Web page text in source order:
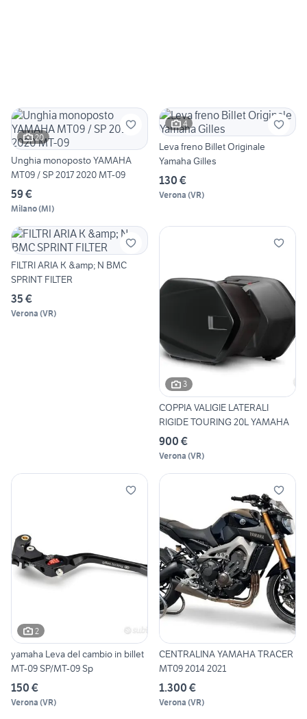
20
Unghia monoposto YAMAHA
MT09 / SP 2017 2020 MT-09
59 €
Milano(MI)
4
Leva freno Billet Originale
Yamaha Gilles
130 €
Verona (VR)
FILTRI ARIA K &amp; N BMC
SPRINT FILTER
35 €
Verona (VR)
3
COPPIA VALIGIE LATERALI
RIGIDE TOURING 20L YAMAHA
900 €
Verona (VR)
2
yamaha Leva del cambio in billet
MT-09 SP/MT-09 Sp
150 €
Verona (VR)
CENTRALINA YAMAHA TRACER
MT09 2014 2021
1.300 €
Verona (VR)